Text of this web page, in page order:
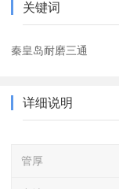
关键词
秦皇岛耐磨三通
详细说明
管厚